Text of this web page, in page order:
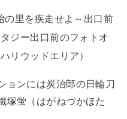
の里を疾走せよ～出口前
ジー出口前のフォトオ
リウッドエリア）
ョンには炭治郎の日輪刀
塚蛍（はがねづかほた